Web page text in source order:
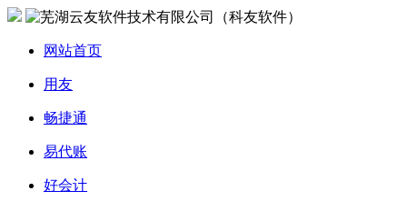
网站首页
用友
畅捷通
易代账
好会计